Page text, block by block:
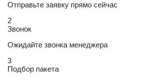
Отправьте заявку прямо сейчас
2
Звонок
Ожидайте звонка менеджера
3
Подбор пакета